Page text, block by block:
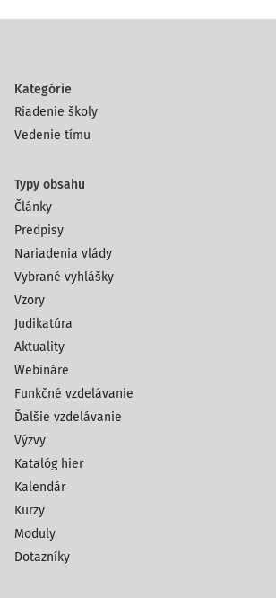
Kategórie
Riadenie školy
Vedenie tímu
Typy obsahu
Články
Predpisy
Nariadenia vlády
Vybrané vyhlášky
Vzory
Judikatúra
Aktuality
Webináre
Funkčné vzdelávanie
Ďalšie vzdelávanie
Výzvy
Katalóg hier
Kalendár
Kurzy
Moduly
Dotazníky